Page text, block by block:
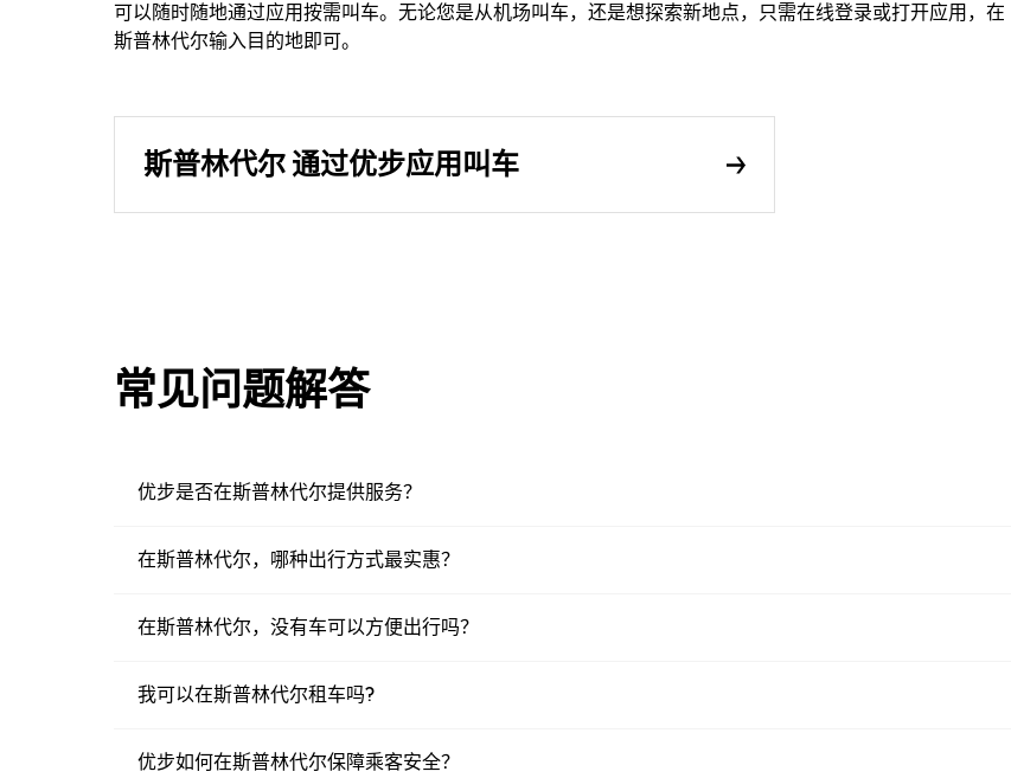
可以随时随地通过应用按需叫车。无论您是从机场叫车，还是想探索新地点，只需在线登录或打开应用，在
斯普林代尔输入目的地即可。
斯普林代尔 通过优步应用叫车
常见问题解答
优步是否在斯普林代尔提供服务？
在斯普林代尔，哪种出行方式最实惠？
在斯普林代尔，没有车可以方便出行吗？
我可以在斯普林代尔租车吗?
优步如何在斯普林代尔保障乘客安全？